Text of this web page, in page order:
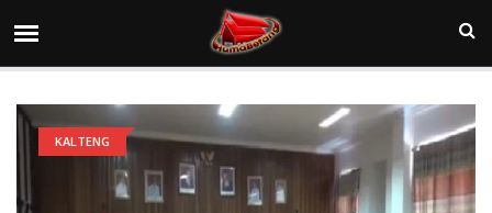
KALTENG